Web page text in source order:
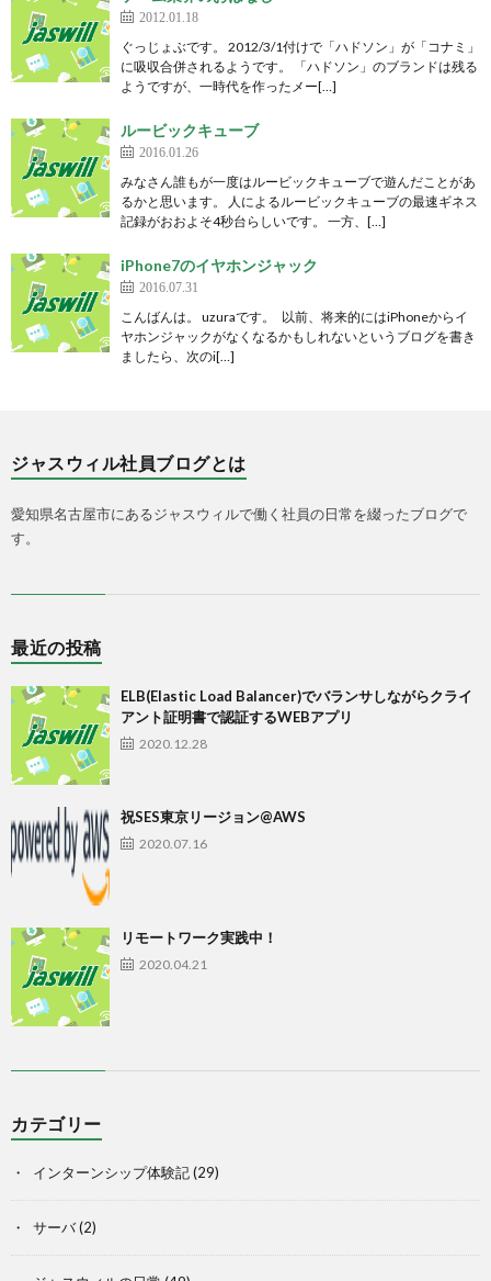
2012.01.18
ぐっじょぶです。 2012/3/1付けで「ハドソン」が「コナミ」
に吸収合併されるようです。 「ハドソン」のブランドは残る
ようですが、一時代を作ったメー[…]
ルービックキューブ
2016.01.26
みなさん誰もが一度はルービックキューブで遊んだことがあ
るかと思います。 人によるルービックキューブの最速ギネス
記録がおおよそ4秒台らしいです。 一方、[…]
iPhone7のイヤホンジャック
2016.07.31
こんばんは。 uzuraです。 以前、将来的にはiPhoneからイ
ヤホンジャックがなくなるかもしれないというブログを書き
ましたら、次のi[…]
ジャスウィル社員ブログとは
愛知県名古屋市にあるジャスウィルで働く社員の日常を綴ったブログで
す。
最近の投稿
ELB(Elastic Load Balancer)でバランサしながらクライ
アント証明書で認証するWEBアプリ
2020.12.28
祝SES東京リージョン@AWS
2020.07.16
リモートワーク実践中！
2020.04.21
カテゴリー
インターンシップ体験記(29)
サーバ(2)